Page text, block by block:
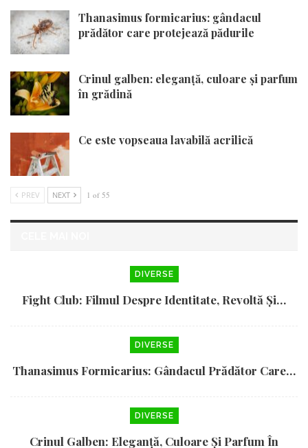
Thanasimus formicarius: gândacul
prădător care protejează pădurile
Crinul galben: eleganță, culoare și parfum
în grădină
Ce este vopseaua lavabilă acrilică
PREV NEXT 1 of 55
DIVERSE
Fight Club: Filmul Despre Identitate, Revoltă Și…
DIVERSE
Thanasimus Formicarius: Gândacul Prădător Care…
DIVERSE
Crinul Galben: Eleganță, Culoare Și Parfum În